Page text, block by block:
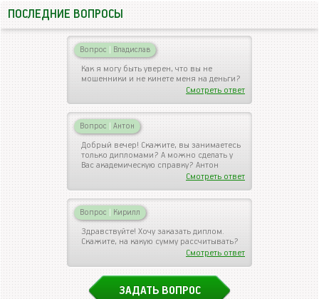
ПОСЛЕДНИЕ ВОПРОСЫ
Вопрос | Владислав
Как я могу быть уверен, что вы не
мошенники и не кинете меня на деньги?
Смотреть ответ
Вопрос | Антон
Добрый вечер! Скажите, вы занимаетесь
только дипломами? А можно сделать у
Вас академическую справку? Антон
Смотреть ответ
Вопрос | Кирилл
Здравствуйте! Хочу заказать диплом.
Скажите, на какую сумму рассчитывать?
Смотреть ответ
ЗАДАТЬ ВОПРОС